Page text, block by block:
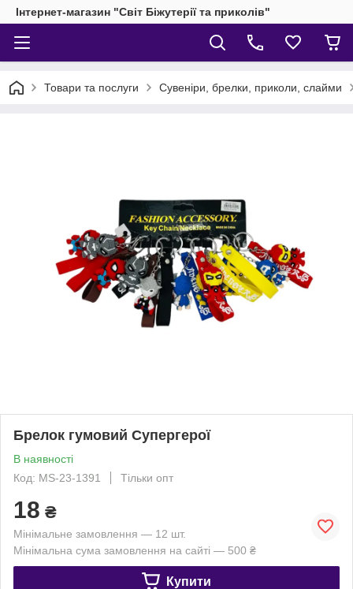
Інтернет-магазин "Світ Біжутерії та приколів"
Товари та послуги Сувеніри, брелки, приколи, слайми
Брелок гумовий Супергерої
В наявності
Код: MS-23-1391
Тільки опт
18 ₴
Мінімальне замовлення — 12 шт.
Мінімальна сума замовлення на сайті — 500 ₴
Купити